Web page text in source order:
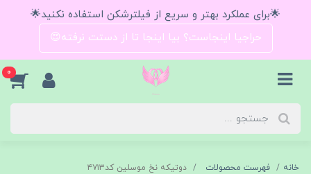
🌟برای عملکرد بهتر و سریع از فیلترشکن استفاده نکنید🌟
حراجیا اینجاست؟ بیا اینجا تا از دستت نرفته😍
0
خانه فهرست محصولات دوتیکه نخ موسلین کد۴۷۱۳